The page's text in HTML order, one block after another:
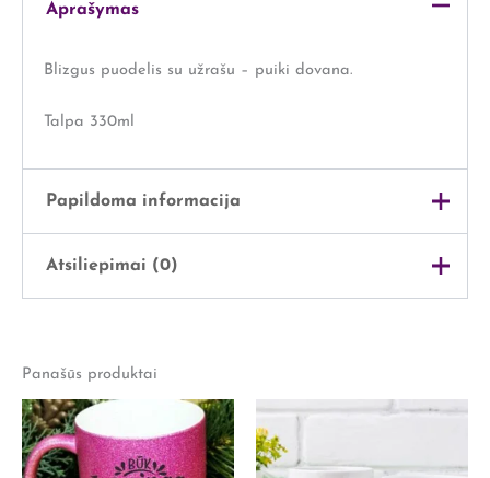
Aprašymas
Blizgus puodelis su užrašu – puiki dovana.
Talpa 330ml
Papildoma informacija
Svoris
Atsiliepimai (0)
Rašyti atsiliepimą gali tik prisijungę pirkėjai, kurie yra
įsigiję šį produktą.
Panašūs produktai